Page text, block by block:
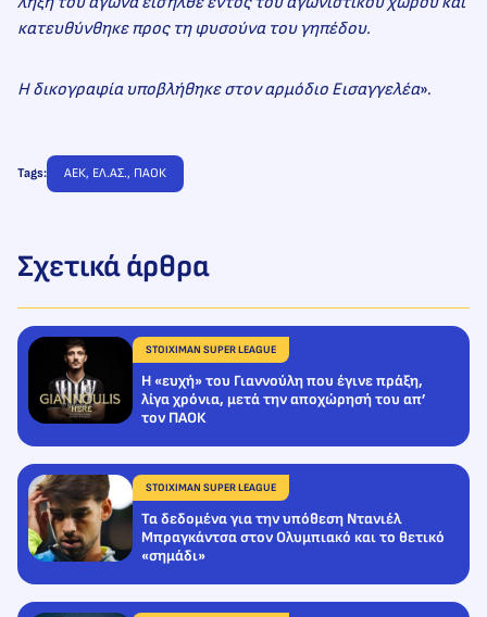
κατευθύνθηκε προς τη φυσούνα του γηπέδου.
Η δικογραφία υποβλήθηκε στον αρμόδιο Εισαγγελέα».
Tags: ΑΕΚ, ΕΛ.ΑΣ., ΠΑΟΚ
Σχετικά άρθρα
STOIXIMAN SUPER LEAGUE
Η «ευχή» του Γιαννούλη που έγινε πράξη,
λίγα χρόνια, μετά την αποχώρησή του απ’
τον ΠΑΟΚ
STOIXIMAN SUPER LEAGUE
Τα δεδομένα για την υπόθεση Ντανιέλ
Μπραγκάντσα στον Ολυμπιακό και το θετικό
«σημάδι»